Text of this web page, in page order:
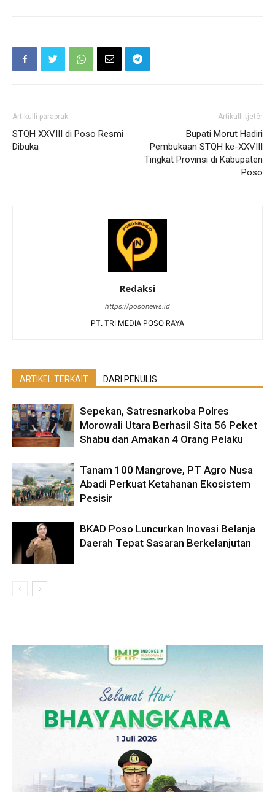
Artikulli paraprak
STQH XXVIII di Poso Resmi
Dibuka
Artikulli tjetër
Bupati Morut Hadiri
Pembukaan STQH ke-XXVIII
Tingkat Provinsi di Kabupaten
Poso
Redaksi
https://posonews.id
PT. TRI MEDIA POSO RAYA
ARTIKEL TERKAIT DARI PENULIS
Sepekan, Satresnarkoba Polres
Morowali Utara Berhasil Sita 56 Peket
Shabu dan Amakan 4 Orang Pelaku
Tanam 100 Mangrove, PT Agro Nusa
Abadi Perkuat Ketahanan Ekosistem
Pesisir
BKAD Poso Luncurkan Inovasi Belanja
Daerah Tepat Sasaran Berkelanjutan